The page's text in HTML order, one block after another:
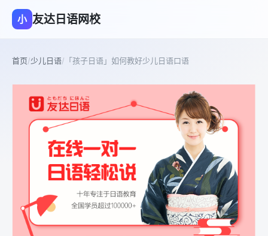
小 友达日语网校
首页/少儿日语/ 「孩子日语」如何教好少儿日语口语